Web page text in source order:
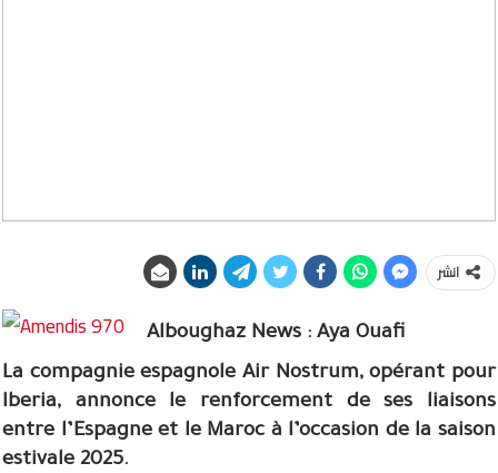
انشر
Alboughaz News : Aya Ouafi
La compagnie espagnole Air Nostrum, opérant pour
Iberia, annonce le renforcement de ses liaisons
entre l’Espagne et le Maroc à l’occasion de la saison
estivale 2025.